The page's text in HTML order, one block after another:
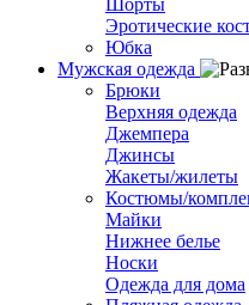
Шорты
Эротические
Юбка
Мужская одежда
Брюки
Верхняя одежда
Джемпера
Джинсы
Жакеты/жилеты
Костюмы/
Майки
Нижнее белье
Носки
Одежда для дома